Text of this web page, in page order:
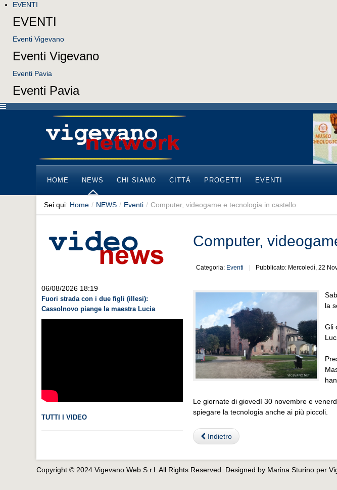
EVENTI
EVENTI
Eventi Vigevano
Eventi Vigevano
Eventi Pavia
Eventi Pavia
HOME NEWS CHI SIAMO CITTÀ PROGETTI EVENTI
Sei qui: Home / NEWS / Eventi / Computer, videogame e tecnologia in castello
06/08/2026 18:19
Fuori strada con i due figli (illesi):
Cassolnovo piange la maestra Lucia
TUTTI I VIDEO
Computer,
Categoria: Eventi Pubblicato: Mercoledì, 22
la
Gli
Le giornate di giovedì 30 novembre e
spiegare la tecnologia anche ai più piccoli.
Indietro
Copyright © 2024 Vigevano Web S.r.l. All Rights Reserved. Designed by Marina Sturino per